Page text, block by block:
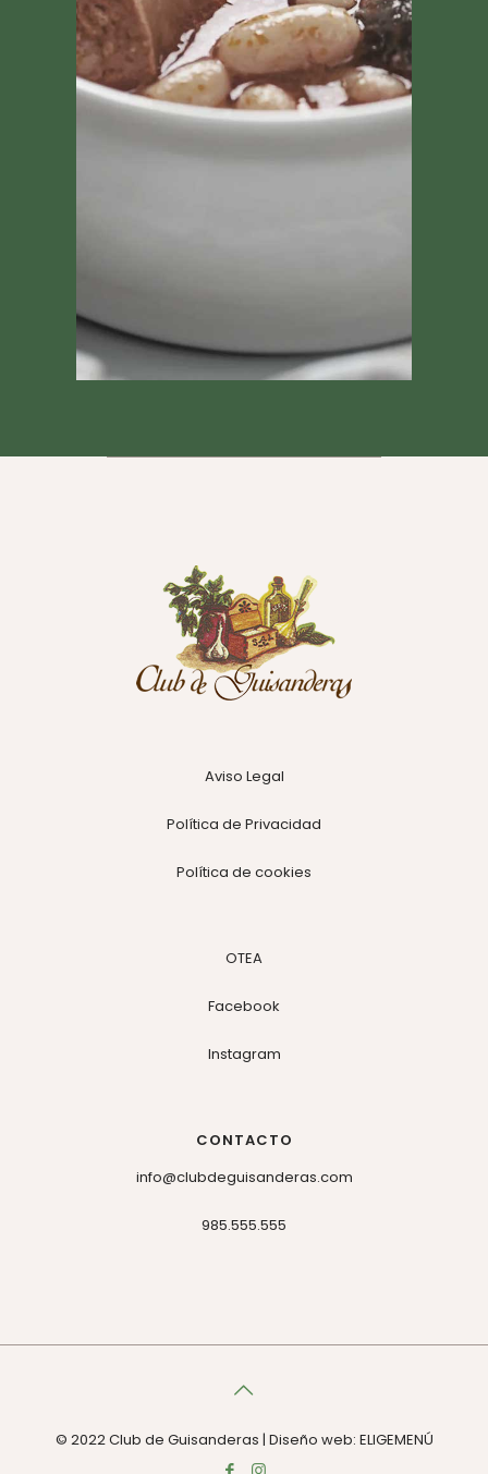
Aviso Legal
Política de Privacidad
Política de cookies
OTEA
Facebook
Instagram
CONTACTO
info@clubdeguisanderas.com
985.555.555
© 2022 Club de Guisanderas | Diseño web: ELIGEMENÚ